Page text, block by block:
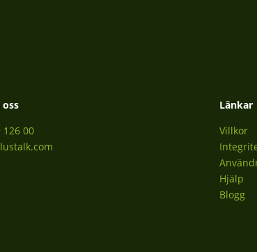
126 00
Länkar
Villkor
Hjälp
Blogg